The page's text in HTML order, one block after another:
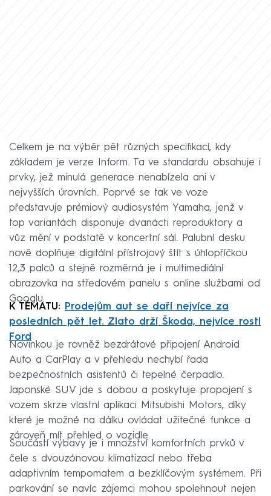
Celkem je na výběr pět různých specifikací, kdy
základem je verze Inform. Ta ve standardu obsahuje i
prvky, jež minulá generace nenabízela ani v
nejvyšších úrovních. Poprvé se tak ve voze
představuje prémiový audiosystém Yamaha, jenž v
top variantách disponuje dvanácti reproduktory a
vůz mění v podstatě v koncertní sál. Palubní desku
nově doplňuje digitální přístrojový štít s úhlopříčkou
12,3 palců a stejně rozměrná je i multimediální
obrazovka na středovém panelu s online službami od
Googlu.
K TÉMATU: Prodejům aut se daří nejvíce za
posledních pět let. Zlato drží Škoda, nejvíce rostl
Ford
Novinkou je rovněž bezdrátové připojení Android
Auto a CarPlay a v přehledu nechybí řada
bezpečnostních asistentů či tepelné čerpadlo.
Japonské SUV jde s dobou a poskytuje propojení s
vozem skrze vlastní aplikaci Mitsubishi Motors, díky
které je možné na dálku ovládat užitečné funkce a
zároveň mít přehled o vozidle.
Součástí výbavy je i množství komfortních prvků v
čele s dvouzónovou klimatizací nebo třeba
adaptivním tempomatem a bezklíčovým systémem. Při
parkování se navíc zájemci mohou spolehnout nejen